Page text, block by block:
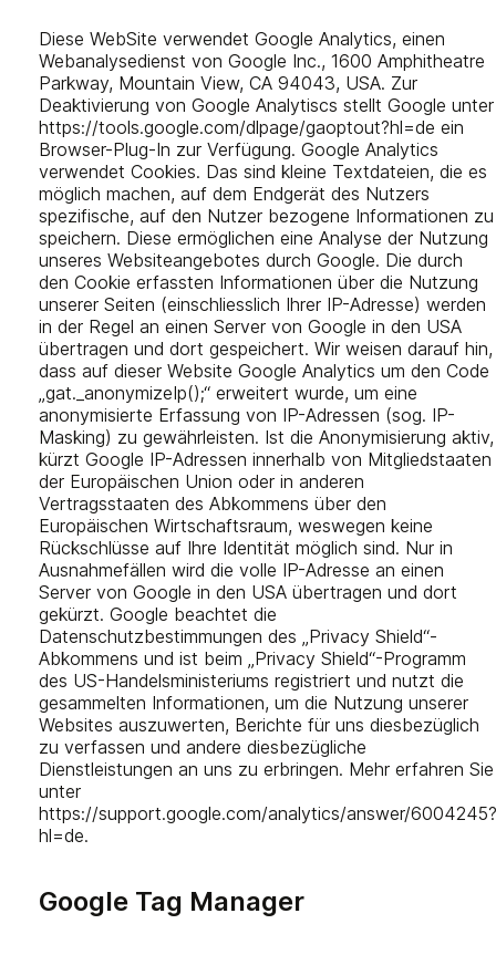
Diese WebSite verwendet Google Analytics, einen
Webanalysedienst von Google Inc., 1600 Amphitheatre
Parkway, Mountain View, CA 94043, USA. Zur
Deaktivierung von Google Analytiscs stellt Google unter
https://tools.google.com/dlpage/gaoptout?hl=de ein
Browser-Plug-In zur Verfügung. Google Analytics
verwendet Cookies. Das sind kleine Textdateien, die es
möglich machen, auf dem Endgerät des Nutzers
spezifische, auf den Nutzer bezogene Informationen zu
speichern. Diese ermöglichen eine Analyse der Nutzung
unseres Websiteangebotes durch Google. Die durch
den Cookie erfassten Informationen über die Nutzung
unserer Seiten (einschliesslich Ihrer IP-Adresse) werden
in der Regel an einen Server von Google in den USA
übertragen und dort gespeichert. Wir weisen darauf hin,
dass auf dieser Website Google Analytics um den Code
„gat._anonymizeIp();“ erweitert wurde, um eine
anonymisierte Erfassung von IP-Adressen (sog. IP-
Masking) zu gewährleisten. Ist die Anonymisierung aktiv,
kürzt Google IP-Adressen innerhalb von Mitgliedstaaten
der Europäischen Union oder in anderen
Vertragsstaaten des Abkommens über den
Europäischen Wirtschaftsraum, weswegen keine
Rückschlüsse auf Ihre Identität möglich sind. Nur in
Ausnahmefällen wird die volle IP-Adresse an einen
Server von Google in den USA übertragen und dort
gekürzt. Google beachtet die
Datenschutzbestimmungen des „Privacy Shield“-
Abkommens und ist beim „Privacy Shield“-Programm
des US-Handelsministeriums registriert und nutzt die
gesammelten Informationen, um die Nutzung unserer
Websites auszuwerten, Berichte für uns diesbezüglich
zu verfassen und andere diesbezügliche
Dienstleistungen an uns zu erbringen. Mehr erfahren Sie
unter
https://support.google.com/analytics/answer/6004245?
hl=de.
Google Tag Manager